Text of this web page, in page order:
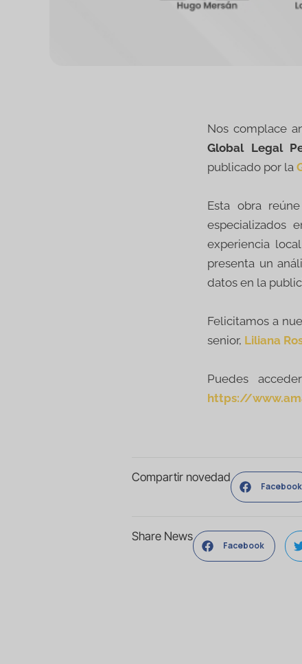
Nos complace
Global Legal
publicado por la
Esta obra
especializados
experiencia
presenta un
datos en la
Felicitamos a
senior, Liliana
Puedes
https://
Compartir novedad
Facebook
Share News
Facebook